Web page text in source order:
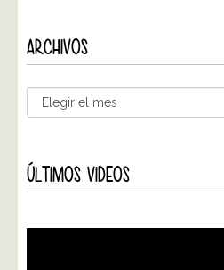
ARCHIVOS
ÚLTIMOS VIDEOS